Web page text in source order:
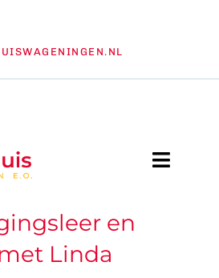
Toggle
en
Linda